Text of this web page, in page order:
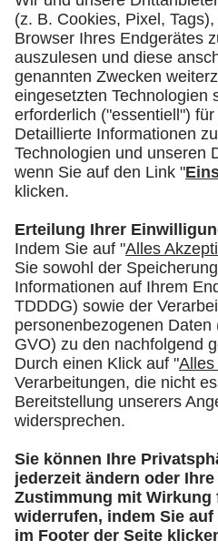
Prof. Dr. Dr. h.c.
1. Vorsitzender
Universitätsklinika